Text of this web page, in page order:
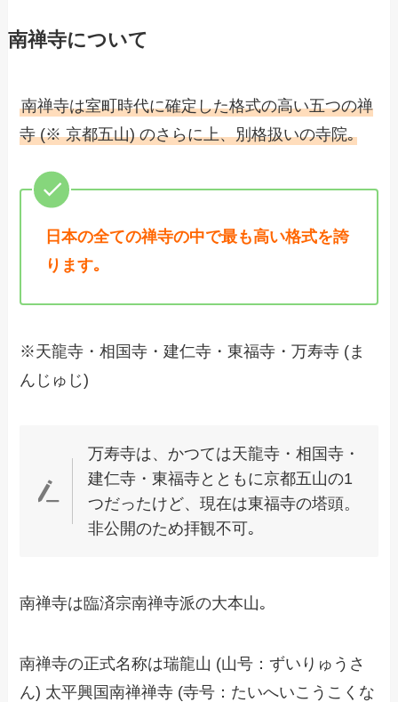
南禅寺について
南禅寺は室町時代に確定した格式の高い五つの禅
寺 (※ 京都五山) のさらに上、別格扱いの寺院｡
日本の全ての禅寺の中で最も高い格式を誇
ります｡
※天龍寺・相国寺・建仁寺・東福寺・万寿寺 (ま
んじゅじ)
万寿寺は、かつては天龍寺・相国寺・
建仁寺・東福寺とともに京都五山の1
つだったけど、現在は東福寺の塔頭。
非公開のため拝観不可｡
南禅寺は臨済宗南禅寺派の大本山｡
南禅寺の正式名称は瑞龍山 (山号：ずいりゅうさ
ん) 太平興国南禅禅寺 (寺号：たいへいこうこくな